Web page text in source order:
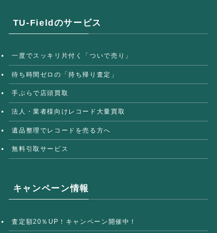
TU-Fieldのサービス
一度でスッキリ片付く「ついで売り」
待ち時間ゼロの「持ち帰り査定」
手ぶらで店頭買取
法人・業者様向けレコード大量買取
遺品整理でレコードを売る方へ
無料引取サービス
キャンペーン情報
査定額20％UP！キャンペーン開催中！